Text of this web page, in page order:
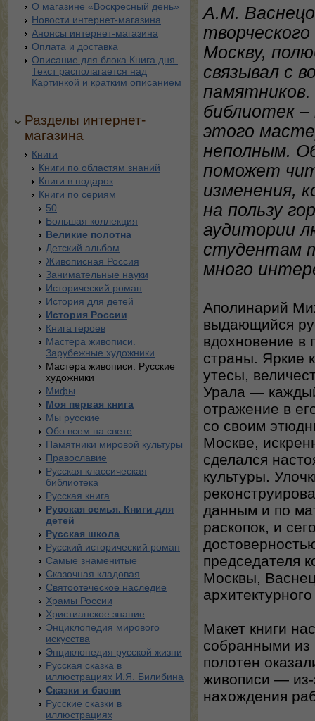
О магазине «Воскресный день»
Новости интернет-магазина
Анонсы интернет-магазина
Оплата и доставка
Описание для блока Книга дня.
Текст располагается над
Картинкой и кратким описанием
Разделы интернет-
магазина
Книги
Книги по областям знаний
Книги в подарок
Книги по сериям
50
Большая коллекция
Великие полотна
Детский альбом
Живописная Россия
Занимательные науки
Исторический роман
История для детей
История России
Книга героев
Мастера живописи.
Зарубежные художники
Мастера живописи. Русские
художники
Мифы
Моя первая книга
Мы русские
Обо всем на свете
Памятники мировой культуры
Православие
Русская классическая
библиотека
Русская книга
Русская семья. Книги для
детей
Русская школа
Русский исторический роман
Самые знаменитые
Сказочная кладовая
Святоотеческое наследие
Храмы России
Христианское знание
Энциклопедия мирового
искусства
Энциклопедия русской жизни
Русская сказка в
иллюстрациях И.Я. Билибина
Сказки и басни
Русские сказки в
иллюстрациях
А.М.
Москву,
связывал с
библиотек –
этого
неполным.
поможет
изменения,
на пользу
аудитории
студентам
много
Аполинарий
выдающийся
вдохновение в
страны. Яркие
утесы,
Урала —
отражение в
со своим
Москве,
сделался
культуры.
данным и по
раскопок, и
председателя
Москвы,
Макет книги
собранными
полотен
живописи — из-
нахождения